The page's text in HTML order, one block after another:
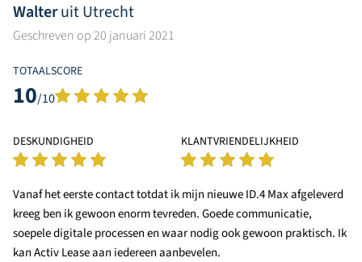
Walteruit Utrecht
Geschreven op 20 januari 2021
TOTAALSCORE
10/10
DESKUNDIGHEID KLANTVRIENDELIJKHEID
Vanaf het eerste contact totdat ik mijn nieuwe ID.4 Max afgeleverd
kreeg ben ik gewoon enorm tevreden. Goede communicatie,
soepele digitale processen en waar nodig ook gewoon praktisch. Ik
kan Activ Lease aan iedereen aanbevelen.